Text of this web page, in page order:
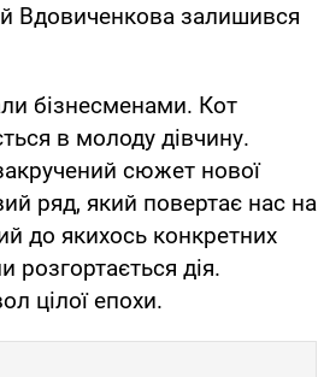
Вдовиченкова залишився
бізнесменами. Кот
в молоду дівчину.
сюжет нової
ряд, який повертає нас на
до якихось конкретних
розгортається дія.
цілої епохи.